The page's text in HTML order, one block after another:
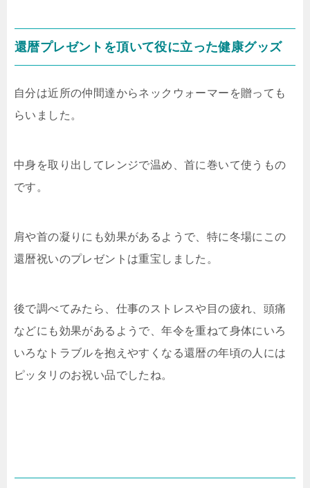
還暦プレゼントを頂いて役に立った健康グッズ
自分は近所の仲間達からネックウォーマーを贈っても
らいました。
中身を取り出してレンジで温め、首に巻いて使うもの
です。
肩や首の凝りにも効果があるようで、特に冬場にこの
還暦祝いのプレゼントは重宝しました。
後で調べてみたら、仕事のストレスや目の疲れ、頭痛
などにも効果があるようで、年令を重ねて身体にいろ
いろなトラブルを抱えやすくなる還暦の年頃の人には
ピッタリのお祝い品でしたね。